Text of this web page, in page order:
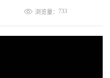
浏览量： 733